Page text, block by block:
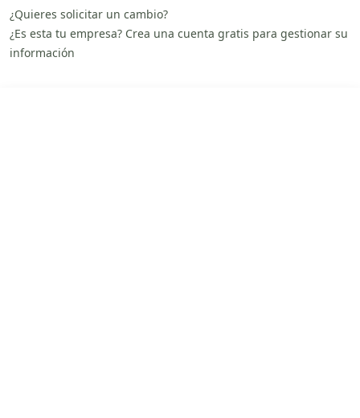
¿Quieres solicitar un cambio?
¿Es esta tu empresa? Crea una cuenta gratis para gestionar su
información